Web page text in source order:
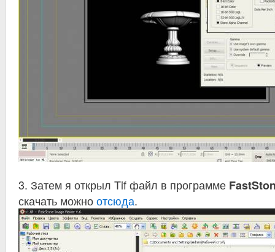
3. Затем я открыл Tif файл в программе
скачать можноотсюда.